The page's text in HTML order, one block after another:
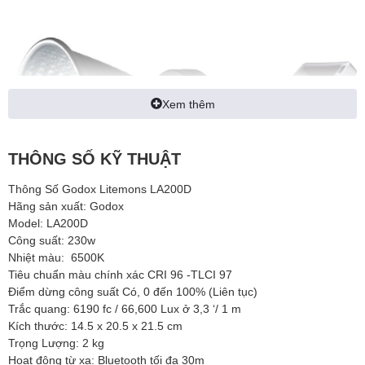
Khám Phá Đèn Led Godox
Xem thêm
THÔNG SỐ KỸ THUẬT
Thông Số Godox Litemons LA200D
Hãng sản xuất: Godox
Model: LA200D
Công suất: 230w
Nhiệt màu: 6500K
Tiêu chuẩn màu chính xác CRI 96 -TLCI 97
Điểm dừng công suất Có, 0 đến 100% (Liên tục)
Trắc quang: 6190 fc / 66,600 Lux ở 3,3 ‘/ 1 m
Kích thước: 14.5 x 20.5 x 21.5 cm
Trọng Lượng: 2 kg
Hoạt động từ xa: Bluetooth tối đa 30m